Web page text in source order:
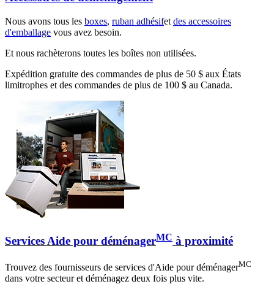
Nous avons tous les boxes, ruban adhésifet des accessoires
d'emballage vous avez besoin.
Et nous rachèterons toutes les boîtes non utilisées.
Expédition gratuite des commandes de plus de 50 $ aux États
limitrophes et des commandes de plus de 100 $ au Canada.
Services Aide pour déménagerMC à proximité
Trouvez des fournisseurs de services d'Aide pour déménagerMC
dans votre secteur et déménagez deux fois plus vite.